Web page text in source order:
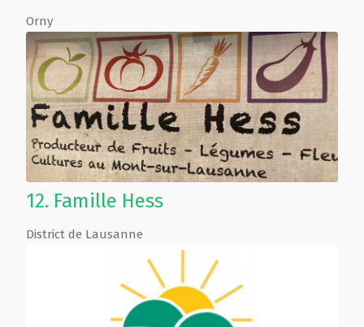
Orny
12. Famille Hess
District de Lausanne